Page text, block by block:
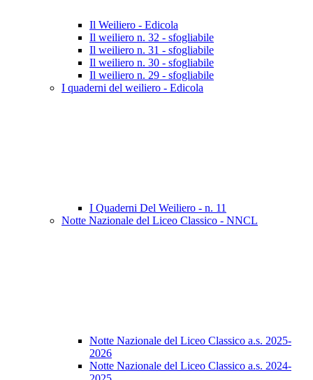
Il Weiliero - Edicola
Il weiliero n. 32 - sfogliabile
Il weiliero n. 31 - sfogliabile
Il weiliero n. 30 - sfogliabile
Il weiliero n. 29 - sfogliabile
I quaderni del weiliero - Edicola
I Quaderni Del Weiliero - n. 11
Notte Nazionale del Liceo Classico - NNCL
Notte Nazionale del Liceo Classico a.s. 2025-
2026
Notte Nazionale del Liceo Classico a.s. 2024-